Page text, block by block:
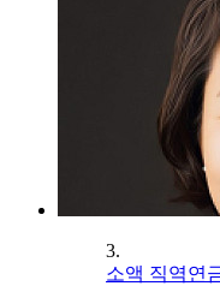
3.
소액 직역연